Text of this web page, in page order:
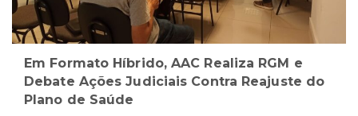
Em Formato Híbrido, AAC Realiza RGM e
Debate Ações Judiciais Contra Reajuste do
Plano de Saúde